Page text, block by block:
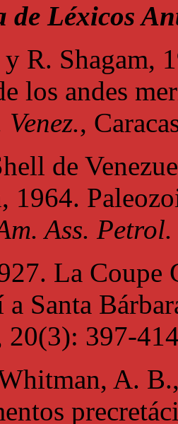
Léxicos
R. Shagam,
los andes
,
de
1964.
Ass.
La Coupe
Santa
20(3): 397-
A.